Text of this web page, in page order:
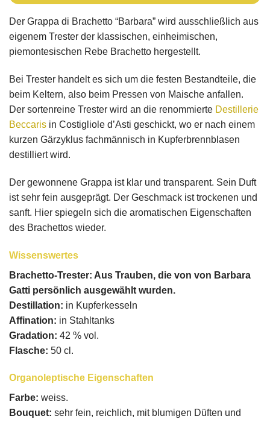
Der Grappa di Brachetto “Barbara” wird ausschließlich aus
eigenem Trester der klassischen, einheimischen,
piemontesischen Rebe Brachetto hergestellt.
Bei Trester handelt es sich um die festen Bestandteile, die
beim Keltern, also beim Pressen von Maische anfallen.
Der sortenreine Trester wird an die renommierte Destillerie
Beccaris in Costigliole d’Asti geschickt, wo er nach einem
kurzen Gärzyklus fachmännisch in Kupferbrennblasen
destilliert wird.
Der gewonnene Grappa ist klar und transparent. Sein Duft
ist sehr fein ausgeprägt. Der Geschmack ist trockenen und
sanft. Hier spiegeln sich die aromatischen Eigenschaften
des Brachettos wieder.
Wissenswertes
Brachetto-Trester: Aus Trauben, die von von Barbara
Gatti persönlich ausgewählt wurden.
Destillation: in Kupferkesseln
Affination: in Stahltanks
Gradation: 42 % vol.
Flasche: 50 cl.
Organoleptische Eigenschaften
Farbe: weiss.
Bouquet: sehr fein, reichlich, mit blumigen Düften und